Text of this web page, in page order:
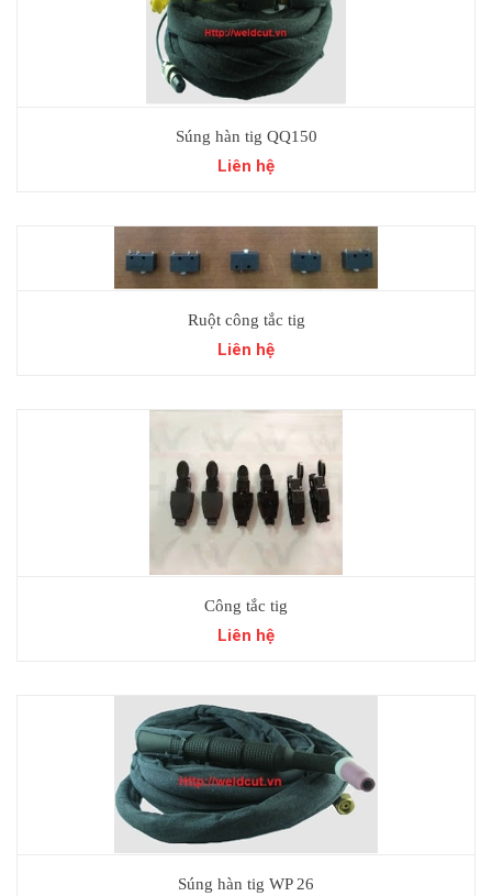
Súng hàn tig QQ150
Liên hệ
Ruột công tắc tig
Liên hệ
Công tắc tig
Liên hệ
Súng hàn tig WP 26